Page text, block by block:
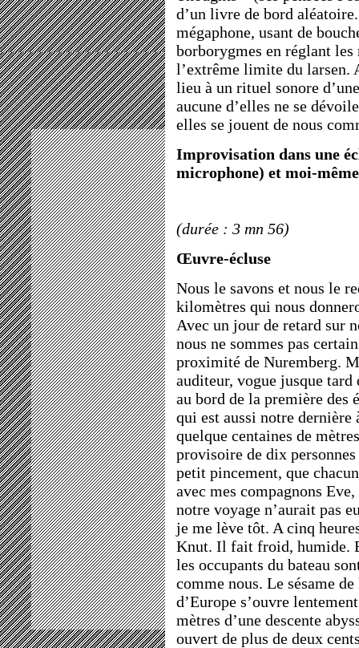
d’un livre de bord
mégaphone, usant de
borborygmes en réglant
l’extrême limite du larsen.
lieu à un rituel sonore
aucune d’elles ne se
elles se jouent de nous
Improvisation dans une
microphone) et moi-
(durée : 3 mn 56)
Œuvre-écluse
Nous le savons et nous le
kilomètres qui nous
Avec un jour de retard sur
nous ne sommes pas
proximité de Nuremberg.
auditeur, vogue jusque
au bord de la première des
qui est aussi notre dernière
quelque centaines de
provisoire de dix
petit pincement, que
avec mes compagnons
notre voyage n’aurait pas
je me lève tôt. A cinq
Knut. Il fait froid, humide.
les occupants du bateau
comme nous. Le sésame
d’Europe s’ouvre
mètres d’une descente
ouvert de plus de deux